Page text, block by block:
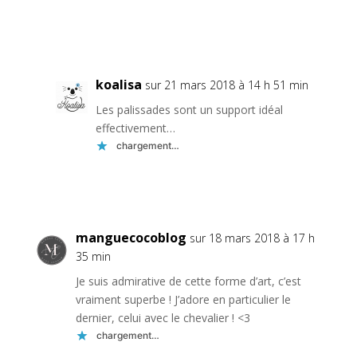
koalisa sur 21 mars 2018 à 14 h 51 min
Les palissades sont un support idéal
effectivement…
chargement…
manguecocoblog sur 18 mars 2018 à 17 h
35 min
Je suis admirative de cette forme d’art, c’est
vraiment superbe ! J’adore en particulier le
dernier, celui avec le chevalier ! <3
chargement…